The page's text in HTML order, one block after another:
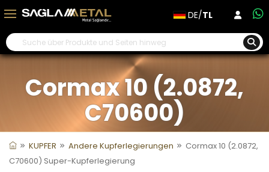
DE/TL
Cormax 10 (2.0872,
C70600)
KUPFER Andere Kupferlegierungen
Cormax 10 (2.0872,
C70600) Super-Kupferlegierung